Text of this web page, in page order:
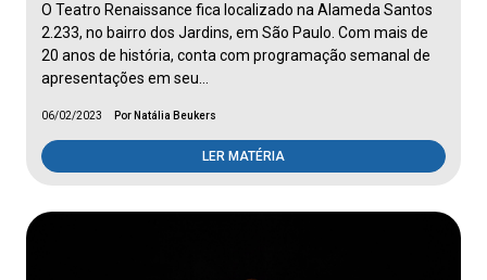
O Teatro Renaissance fica localizado na Alameda Santos
2.233, no bairro dos Jardins, em São Paulo. Com mais de
20 anos de história, conta com programação semanal de
apresentações em seu…
06/02/2023 Por Natália Beukers
LER MATÉRIA